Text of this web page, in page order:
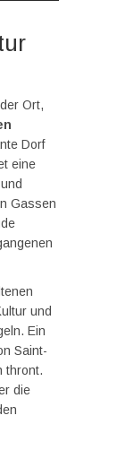
Ort,
Dorf
eine
Gassen
und
Ein
Saint-
thront.
die